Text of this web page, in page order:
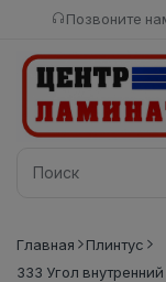
Позвоните
Главная
Плинтус
333 Угол